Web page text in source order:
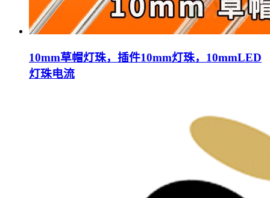
10mm草帽灯珠，插件10mm灯珠，10mmLED
灯珠电流